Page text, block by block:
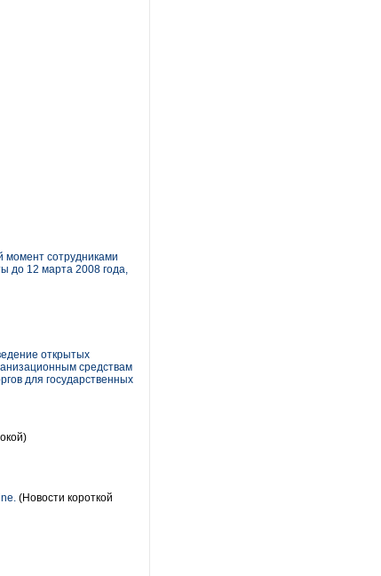
сотрудниками
до 12 марта 2008 года,
открытых
средствам
для государственных
(Новости короткой